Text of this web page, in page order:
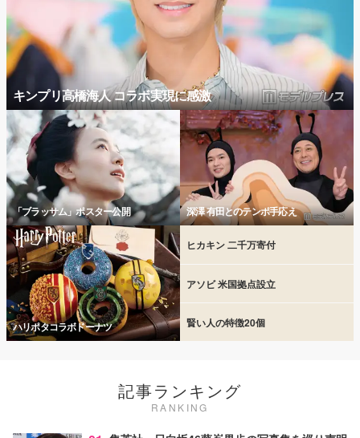
キンプリ高橋海人 コラボ実現に感激
「ブラッサム」ポスター公開 深澤 有田とのテンポ手応え
ハリポタコラボドーナツ
ヒカキン 二千万寄付
アソビ 米国拠点設立
賢い人の特徴20個
記事ランキング
RANKING